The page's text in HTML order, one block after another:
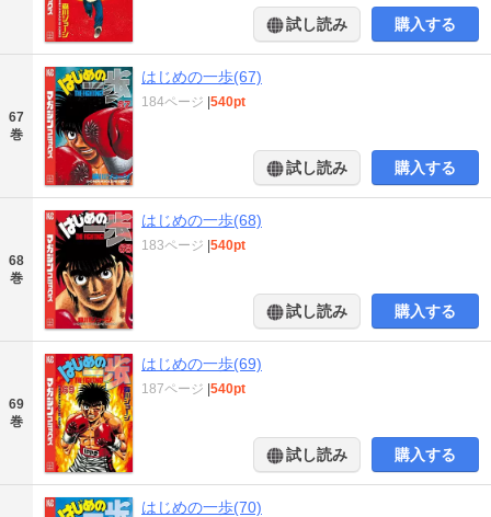
試し読み 購入する
67
巻
はじめの一歩(67)
184ページ |540pt
試し読み 購入する
68
巻
はじめの一歩(68)
183ページ |540pt
試し読み 購入する
69
巻
はじめの一歩(69)
187ページ |540pt
試し読み 購入する
はじめの一歩(70)